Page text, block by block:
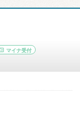
マイナ受付